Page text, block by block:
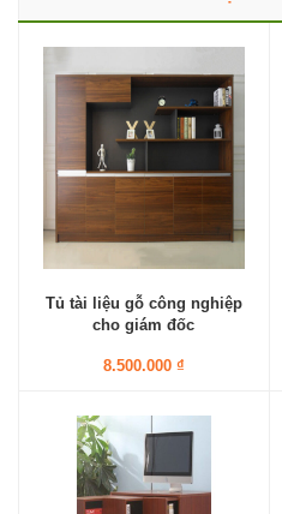
Tủ tài liệu gỗ công nghiệp
cho giám đốc
8.500.000 ₫